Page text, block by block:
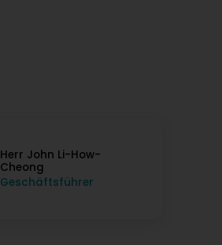
Herr John Li-How-
Cheong
Geschäftsführer